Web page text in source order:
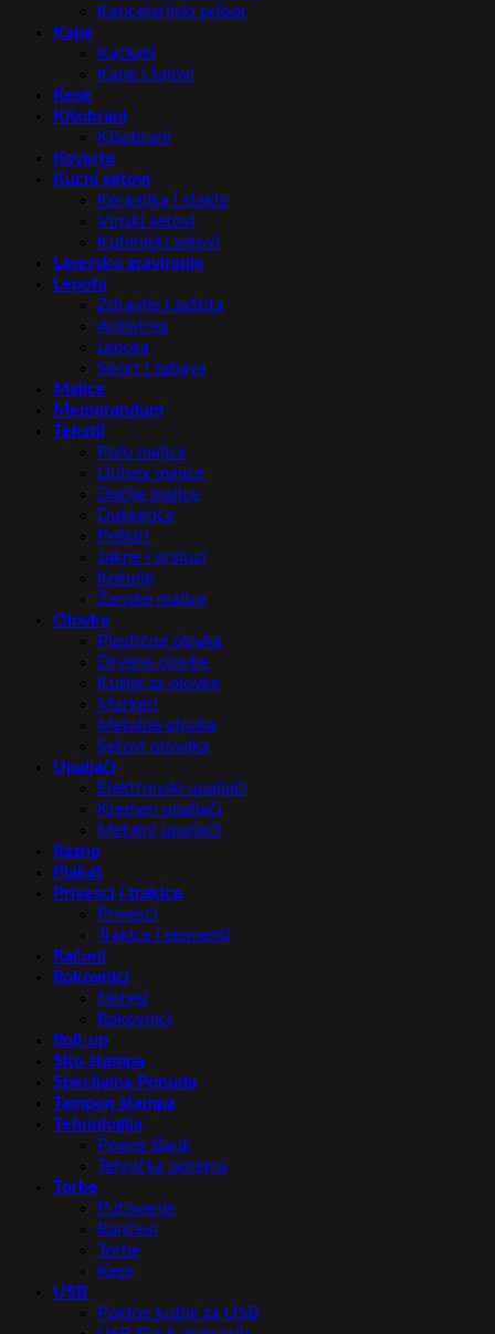
Kancelarijski pribor
Kape
Kačketi
Kape i šalovi
Kese
Kišobrani
Kišobrani
Koverte
Kućni setovi
Keramika i staklo
Vinski setovi
Kuhinjski setovi
Lasersko graviranje
Lepota
Zdravlje i zaštita
Antistres
Lepota
Sport i zabava
Majice
Memorandum
Tekstil
Polo majice
Unisex majice
Dečije majice
Dukserice
Peškiri
Jakne i prsluci
Košulje
Ženske majice
Olovke
Plastične olovke
Drvene olovke
Kutije za olovke
Markeri
Metalne olovke
Setovi olovaka
Upaljači
Elektronski upaljači
Kremen upaljači
Metalni upaljači
Razno
Plakat
Privesci i trakice
Privesci
Trakice i elementi
Računi
Rokovnici
Notesi
Rokovnici
Roll-up
Sito štampa
Specijalna Ponuda
Tampon štampa
Tehnologija
Power Bank
Tehnička oprema
Torbe
Putovanje
Rančevi
Torbe
Kese
USB
Poklon kutije za USB